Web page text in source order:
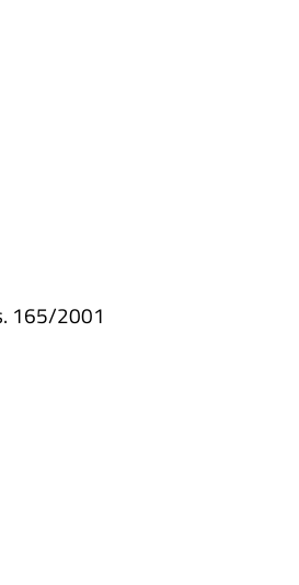
165/2001